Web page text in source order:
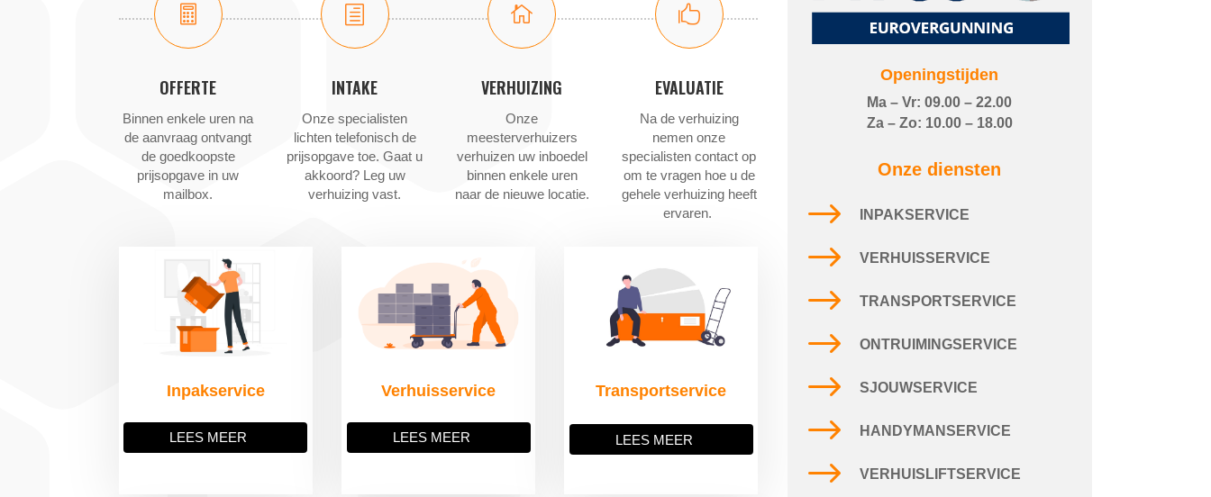

OFFERTE
Binnen enkele uren na
de aanvraag ontvangt
de goedkoopste
prijsopgave in uw
mailbox.
h
INTAKE
Onze specialisten
lichten telefonisch de
prijsopgave toe. Gaat u
akkoord? Leg uw
verhuizing vast.

VERHUIZING
Onze
meesterverhuizers
verhuizen uw inboedel
binnen enkele uren
naar de nieuwe locatie.

EVALUATIE
Na de verhuizing
nemen onze
specialisten contact op
om te vragen hoe u de
gehele verhuizing heeft
ervaren.
Inpakservice
LEES MEER
Verhuisservice
LEES MEER
Transportservice
LEES MEER
Openingstijden
Ma – Vr: 09.00 – 22.00
Za – Zo: 10.00 – 18.00
Onze diensten
$ INPAKSERVICE
$ VERHUISSERVICE
$ TRANSPORTSERVICE
$ ONTRUIMINGSERVICE
$ SJOUWSERVICE
$ HANDYMANSERVICE
$ VERHUISLIFTSERVICE